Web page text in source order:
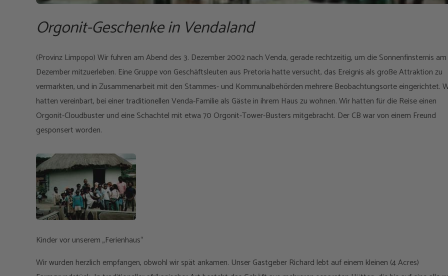
Orgonit-Geschenke in Vendaland
(Provinz Limpopo) Wir fuhren am Abend des 3. Dezember 2002 nach Venda, gerade rechtzeitig, um die Sonnenfinsternis am
Dezember mitzuerleben. Eine Gruppe von Geschäftsleuten aus Pretoria hatte versucht, das Ereignis als große Attraktion zu
vermarkten, und in Zusammenarbeit mit den Stammes- und Kommunalbehörden mehrere Beobachtungsorte eingerichtet.
hatten vereinbart, bei einer traditionellen Venda-Familie als Gäste in ihrem Haus zu wohnen. Wir hatten für die Reise einen
Orgonit-Cloudbuster und eine Schachtel mit etwa 70 Orgonit-Tower-Busters mitgebracht. Der CB war von einem Freund
gesponsert worden.
Kinder vor unserem „Ferienhaus“
Wir wurden herzlich empfangen, obwohl wir spät ankamen. Unser Gastgeber Richard lebt auf einem kleinen (4 Acres)